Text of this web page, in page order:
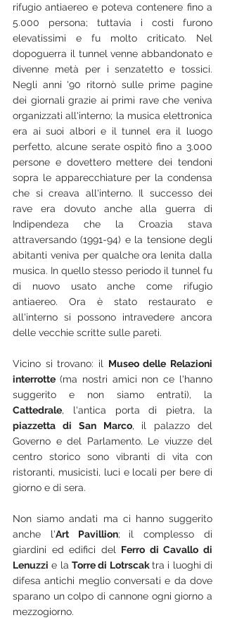
rifugio antiaereo e poteva contenere fino a
5.000 persona; tuttavia i costi furono
elevatissimi e fu molto criticato. Nel
dopoguerra il tunnel venne abbandonato e
divenne metà per i senzatetto e tossici.
Negli anni '90 ritornò sulle prime pagine
dei giornali grazie ai primi rave che veniva
organizzati all'interno; la musica elettronica
era ai suoi albori e il tunnel era il luogo
perfetto, alcune serate ospitò fino a 3.000
persone e dovettero mettere dei tendoni
sopra le apparecchiature per la condensa
che si creava all'interno. Il successo dei
rave era dovuto anche alla guerra di
Indipendeza che la Croazia stava
attraversando (1991-94) e la tensione degli
abitanti veniva per qualche ora lenita dalla
musica. In quello stesso periodo il tunnel fu
di nuovo usato anche come rifugio
antiaereo. Ora è stato restaurato e
all'interno si possono intravedere ancora
delle vecchie scritte sulle pareti.
Vicino si trovano: il Museo delle Relazioni
interrotte (ma nostri amici non ce l'hanno
Cattedrale
piazzetta di San Marco, il palazzo del
Governo e del Parlamento. Le viuzze del
centro storico sono vibranti di vita con
ristoranti, musicisti, luci e locali per bere di
giorno e di sera.
Non siamo andati ma ci hanno suggerito
anche l'Art Pavillion;
il complesso di
giardini ed edifici del Ferro di Cavallo di
Lenuzzi e la Torre di Lotrscak tra i luoghi di
difesa antichi meglio conversati e da dove
sparano un colpo di cannone ogni giorno a
mezzogiorno.